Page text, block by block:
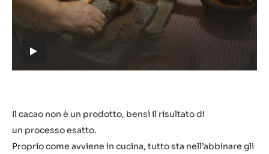
t
s
:
/
Guarda
il
video:
https://youtu.be/zN2taqqbstQ
Il cacao non è un prodotto, bensì il risultato di
un processo esatto.
Proprio come avviene in cucina, tutto sta nell’abbinare gli